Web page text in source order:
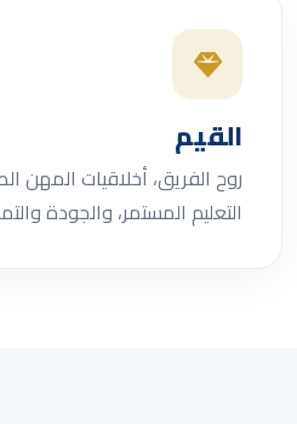
القيم
روح الفريق، أخلاقيات المهن
التعليم المستمر، والجودة والتميز.